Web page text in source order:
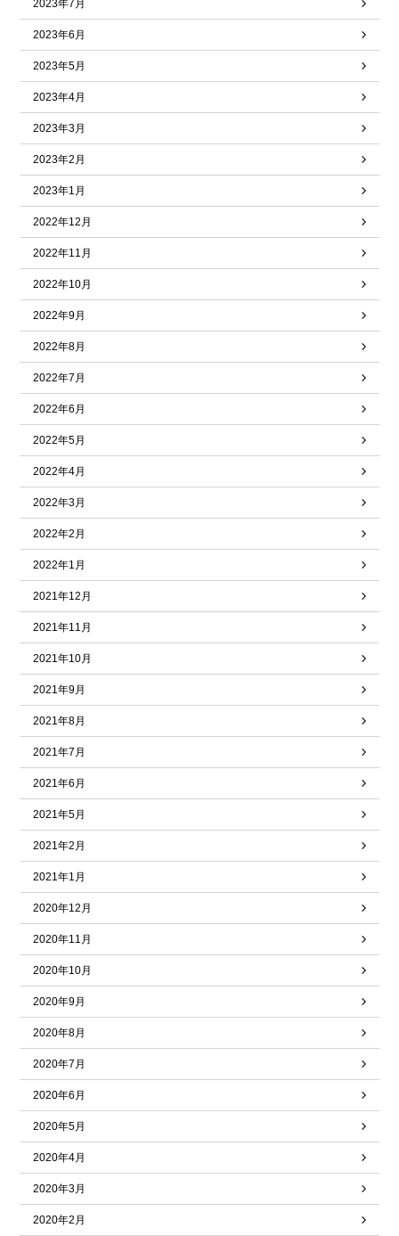
2023年7月
2023年6月
2023年5月
2023年4月
2023年3月
2023年2月
2023年1月
2022年12月
2022年11月
2022年10月
2022年9月
2022年8月
2022年7月
2022年6月
2022年5月
2022年4月
2022年3月
2022年2月
2022年1月
2021年12月
2021年11月
2021年10月
2021年9月
2021年8月
2021年7月
2021年6月
2021年5月
2021年2月
2021年1月
2020年12月
2020年11月
2020年10月
2020年9月
2020年8月
2020年7月
2020年6月
2020年5月
2020年4月
2020年3月
2020年2月